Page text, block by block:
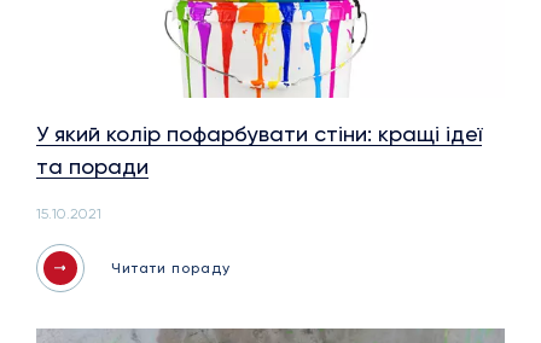
У який колір пофарбувати стіни: кращі ідеї
та поради
15.10.2021
Читати пораду